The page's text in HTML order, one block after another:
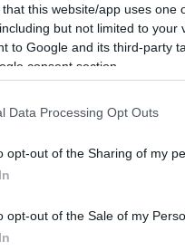
that this website/app uses
but not limited to
to Google and its third-party
consent section.
Data Processing Opt Outs
opt-out of the Sharing of my
opt-out of the Sale of my
megfelelő